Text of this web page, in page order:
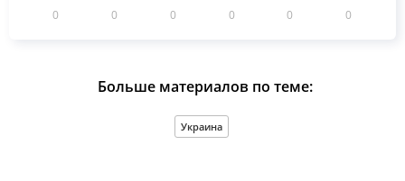
0 0 0 0 0 0
Больше материалов по теме:
Украина